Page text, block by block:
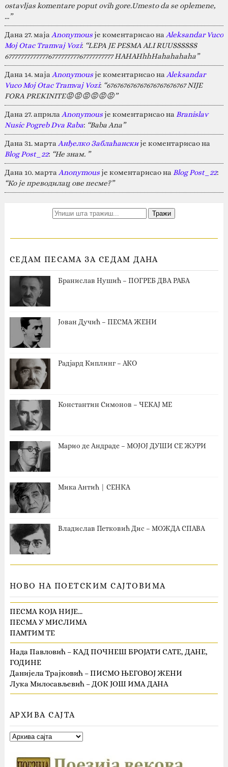
ostavljas komentare poput ovih gore.Umesto da se oplemene,
…”
Дана 27. маја Anonymousје коментарисао на Aleksandar Vuco
Moj Otac Tramvaj Vozi: “LEPA JE PESMA ALI RUUSSSSSS
67777777777777677777777767777777777 HAHAHhhHahahahaha”
Дана 14. маја Anonymousје коментарисао на Aleksandar
Vuco Moj Otac Tramvaj Vozi: “676767676767676767676767 NIJE
FORA PREKINITE😡😡😡😡😡😡”
Дана 27. априла Anonymousје коментарисао на Branislav
Nusic Pogreb Dva Raba: “Baba Ana”
Дана 31. марта Анђелко Заблаћанскије коментарисао на
Blog Post_22: “Не знам. ”
Дана 10. марта Anonymousје коментарисао на Blog Post_22:
“Ко је преводилац ове песме?”
СЕДАМ ПЕСАМА ЗА СЕДАМ ДАНА
Бранислав Нушић – ПОГРЕБ ДВА РАБА
Јован Дучић – ПЕСМА ЖЕНИ
Радјард Киплинг – АКО
Константин Симонов – ЧЕКАЈ МЕ
Марио де Андраде – МОЈОЈ ДУШИ СЕ ЖУРИ
Мика Антић | СЕНКА
Владислав Петковић Дис – МОЖДА СПАВА
НОВО НА ПОЕТСКИМ САЈТОВИМА
ПЕСМА КОЈА НИЈЕ…
ПЕСМА У МИСЛИМА
ПАМТИМ ТЕ
Нада Павловић – КАД ПОЧНЕШ БРОЈАТИ САТЕ, ДАНЕ,
ГОДИНЕ
Данијела Трајковић – ПИСМО ЊЕГОВОЈ ЖЕНИ
Лука Милосављевић – ДОК ЈОШ ИМА ДАНА
АРХИВА САЈТА